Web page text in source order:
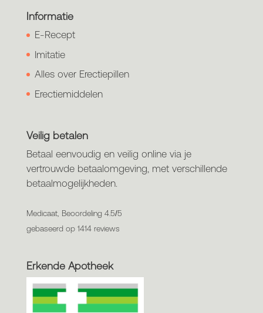
Informatie
E-Recept
Imitatie
Alles over Erectiepillen
Erectiemiddelen
Veilig betalen
Betaal eenvoudig en veilig online via je
vertrouwde betaalomgeving, met verschillende
betaalmogelijkheden.
Medicaat, Beoordeling 4.5/5
gebaseerd op 1414 reviews
Erkende Apotheek